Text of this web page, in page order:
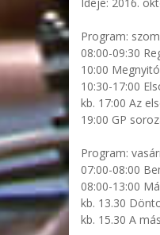
Program:
08:00-09:30
10:00 Megnyitó
10:30-17:00
kb. 17:00 Az
19:00 GP
Program:
07:00-08:00
08:00-13:00
kb. 13.30
kb. 15.30 A